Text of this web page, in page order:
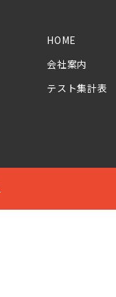
HOME
会社案内
テスト集計表